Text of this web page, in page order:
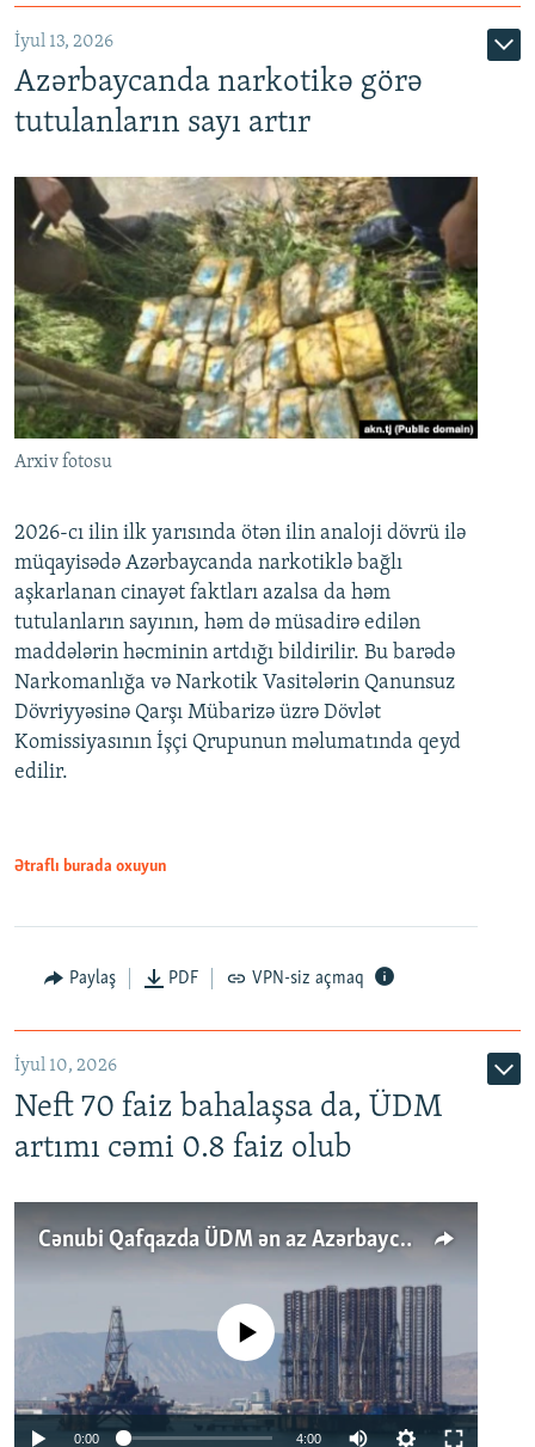
İyul 13, 2026
Azərbaycanda narkotikə görə
tutulanların sayı artır
Arxiv fotosu
2026-cı ilin ilk yarısında ötən ilin analoji dövrü ilə
müqayisədə Azərbaycanda narkotiklə bağlı
aşkarlanan cinayət faktları azalsa da həm
tutulanların sayının, həm də müsadirə edilən
maddələrin həcminin artdığı bildirilir. Bu barədə
Narkomanlığa və Narkotik Vasitələrin Qanunsuz
Dövriyyəsinə Qarşı Mübarizə üzrə Dövlət
Komissiyasının İşçi Qrupunun məlumatında qeyd
edilir.
Ətraflı burada oxuyun
Paylaş PDF VPN-siz açmaq
İyul 10, 2026
Neft 70 faiz bahalaşsa da, ÜDM
artımı cəmi 0.8 faiz olub
Cənubi Qafqazda ÜDM ən az Azərbaycanda artır: Qonşuları niyə Bakını qabaqlaya bilir?
No media source currently available
0:00 4:00